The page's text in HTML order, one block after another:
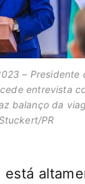
– Presidente
entrevista
balanço da
PR
está